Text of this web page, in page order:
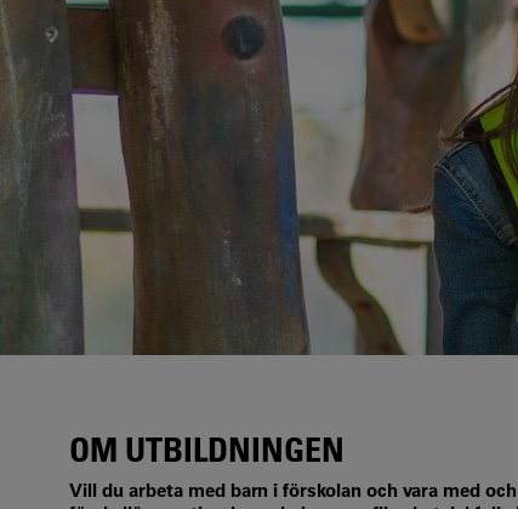
OM UTBILDNINGEN
Vill du arbeta med barn i förskolan och vara med